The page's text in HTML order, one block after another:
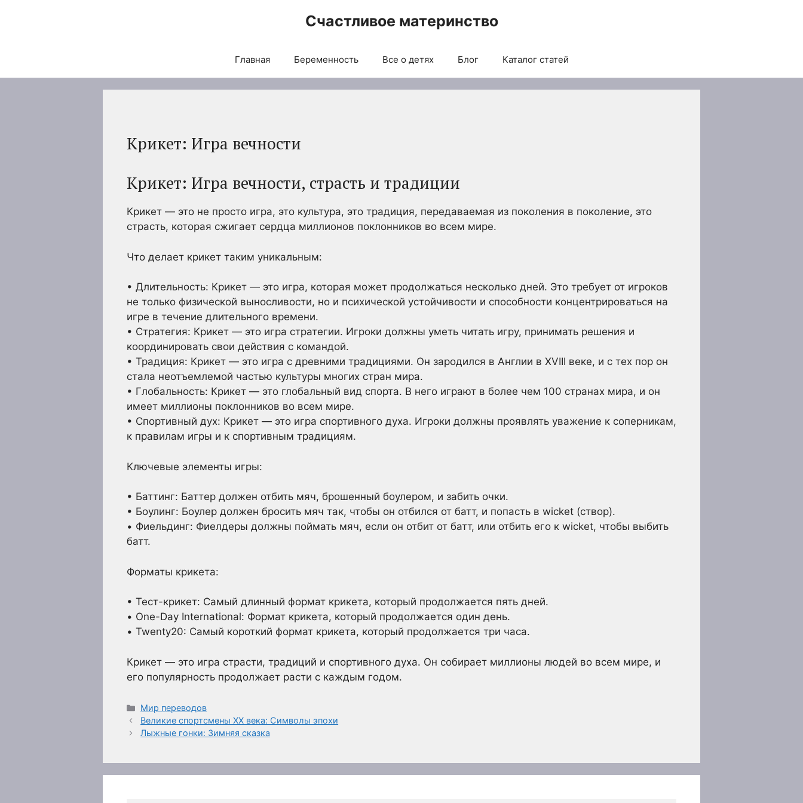
Счастливое материнство
Главная Беременность Все о детях Блог Каталог статей
Крикет: Игра вечности
Крикет: Игра вечности, страсть и традиции
Крикет — это не просто игра, это культура, это традиция, передаваемая из поколения в поколение, это
страсть, которая сжигает сердца миллионов поклонников во всем мире.
Что делает крикет таким уникальным:
• Длительность: Крикет — это игра, которая может продолжаться несколько дней. Это требует от игроков
не только физической выносливости, но и психической устойчивости и способности концентрироваться на
игре в течение длительного времени.
• Стратегия: Крикет — это игра стратегии. Игроки должны уметь читать игру, принимать решения и
координировать свои действия с командой.
• Традиция: Крикет — это игра с древними традициями. Он зародился в Англии в XVIII веке, и с тех пор он
стала неотъемлемой частью культуры многих стран мира.
• Глобальность: Крикет — это глобальный вид спорта. В него играют в более чем 100 странах мира, и он
имеет миллионы поклонников во всем мире.
• Спортивный дух: Крикет — это игра спортивного духа. Игроки должны проявлять уважение к соперникам,
к правилам игры и к спортивным традициям.
Ключевые элементы игры:
• Баттинг: Баттер должен отбить мяч, брошенный боулером, и забить очки.
• Боулинг: Боулер должен бросить мяч так, чтобы он отбился от батт, и попасть в wicket (створ).
• Фиельдинг: Фиелдеры должны поймать мяч, если он отбит от батт, или отбить его к wicket, чтобы выбить
батт.
Форматы крикета:
• Тест-крикет: Самый длинный формат крикета, который продолжается пять дней.
• One-Day International: Формат крикета, который продолжается один день.
• Twenty20: Самый короткий формат крикета, который продолжается три часа.
Крикет — это игра страсти, традиций и спортивного духа. Он собирает миллионы людей во всем мире, и
его популярность продолжает расти с каждым годом.
Рубрики
Мир переводов
Великие спортсмены XX века: Символы эпохи
Лыжные гонки: Зимняя сказка